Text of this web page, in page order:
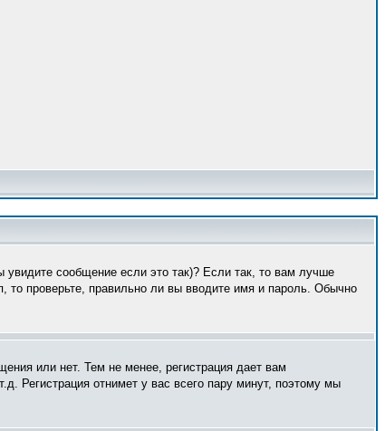
сообщение если это так)? Если так, то вам лучше
то проверьте, правильно ли вы вводите имя и пароль. Обычно
или нет. Тем не менее, регистрация дает вам
Регистрация отнимет у вас всего пару минут, поэтому мы